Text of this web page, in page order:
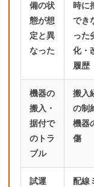
備の状
態が想
定と異
なった
時に
でき
った
化・
履歴
機器の
搬入・
据付で
のトラ
ブル
搬入
の制
機器
傷
試運
配線